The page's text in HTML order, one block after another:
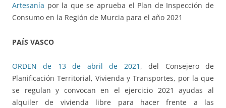
Artesanía por la que se aprueba el Plan de Inspección de
Consumo en la Región de Murcia para el año 2021
PAÍS VASCO
ORDEN de 13 de abril de 2021 , del Consejero de
Planificación Territorial, Vivienda y Transportes, por la que
se regulan y convocan en el ejercicio 2021 ayudas al
alquiler de vivienda libre para hacer frente a las